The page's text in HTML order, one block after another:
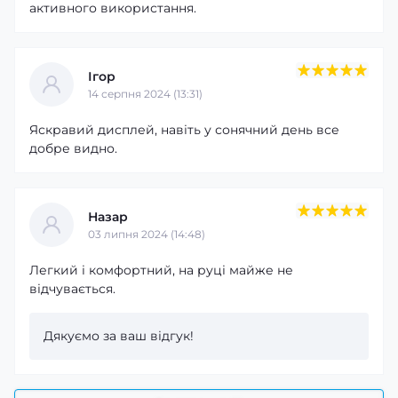
контроль яскравості
безшумний режим
контроль тренувань
калькулятор
секундомір
відстеження маршруту
анти втрата
вимірювання дистанції
будильник
дата, день тижня , місяць.
опціями просте завдяки електронному циферблату
активного використання.
Ігор
14 серпня 2024 (13:31)
Яскравий дисплей, навіть у сонячний день все
добре видно.
Назар
03 липня 2024 (14:48)
Легкий і комфортний, на руці майже не
відчувається.
Дякуємо за ваш відгук!